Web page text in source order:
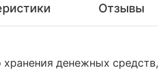
Отзывы
денежных